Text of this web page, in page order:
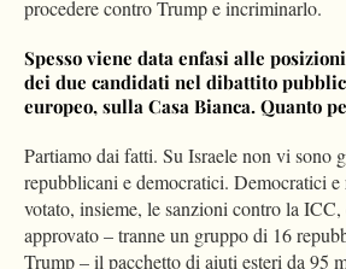
procedere contro Trump e incriminarlo.
Spesso viene data enfasi alle
dei due candidati nel dibattito
europeo, sulla Casa Bianca. Quanto
Partiamo dai fatti. Su Israele non vi sono
repubblicani e democratici. Democratici
votato, insieme, le sanzioni contro la
approvato – tranne un gruppo di 16
Trump – il pacchetto di aiuti esteri da 95